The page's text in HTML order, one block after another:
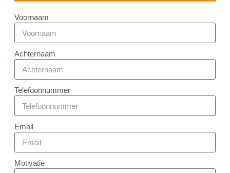
Voornaam
Achternaam
Telefoonnummer
Email
Motivatie